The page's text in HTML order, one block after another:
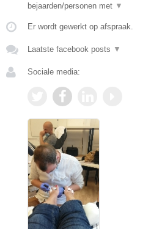
bejaarden/personen met ▼
Er wordt gewerkt op afspraak.
Laatste facebook posts ▼
Sociale media: